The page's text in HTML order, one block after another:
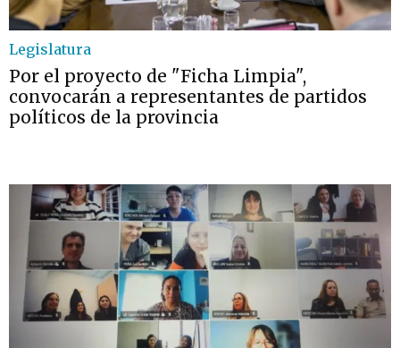
Legislatura
Por el proyecto de "Ficha Limpia",
convocarán a representantes de partidos
políticos de la provincia